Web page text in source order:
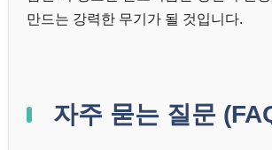
만드는 강력한 무기가 될 것입니다.
자주 묻는 질문